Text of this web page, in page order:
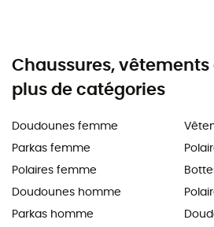
Chaussures,
plus de catégories
Doudounes femme
Parkas femme
Polaires femme
Doudounes homme
Parkas homme